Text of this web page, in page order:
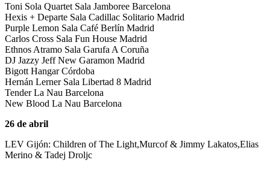
Toni Sola Quartet Sala Jamboree Barcelona
Hexis + Departe Sala Cadillac Solitario Madrid
Purple Lemon Sala Café Berlín Madrid
Carlos Cross Sala Fun House Madrid
Ethnos Atramo Sala Garufa A Coruña
DJ Jazzy Jeff New Garamon Madrid
Bigott Hangar Córdoba
Hernán Lerner Sala Libertad 8 Madrid
Tender La Nau Barcelona
New Blood La Nau Barcelona
26 de abril
LEV Gijón: Children of The Light,Murcof & Jimmy Lakatos,Elias
Merino & Tadej Droljc